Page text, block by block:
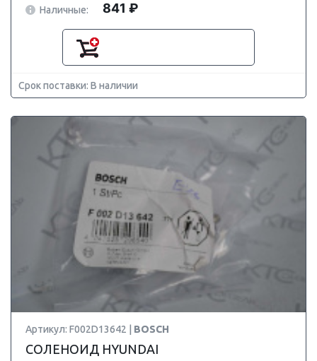
Наличные:
841 ₽
Срок поставки: В наличии
Артикул: F002D13642 | BOSCH
СОЛЕНОИД HYUNDAI